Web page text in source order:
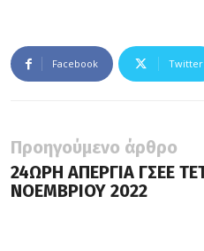
Facebook Twitter
Προηγούμενο άρθρο
24ΩΡΗ ΑΠΕΡΓΙΑ ΓΣΕΕ
ΝΟΕΜΒΡΙΟΥ 2022